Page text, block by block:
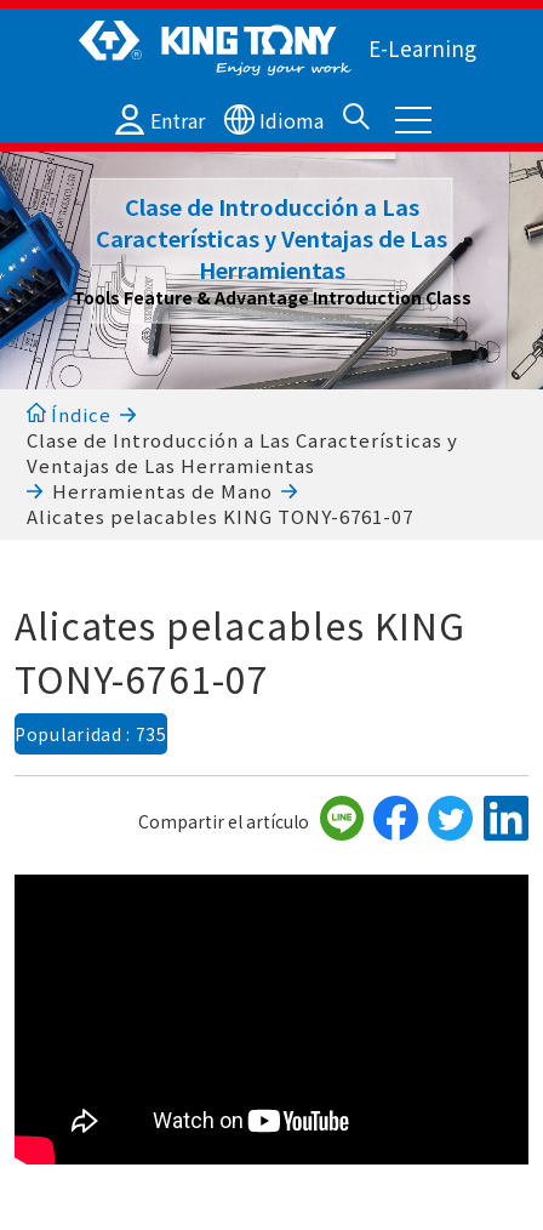
E-Learning
Entrar Idioma
Clase de Introducción a Las
Características y Ventajas de Las
Herramientas
Tools Feature & Advantage Introduction Class
Índice
Clase de Introducción a Las Características y
Ventajas de Las Herramientas
Herramientas de Mano
Alicates pelacables KING TONY-6761-07
Alicates pelacables KING
TONY-6761-07
Popularidad : 735
Compartir el artículo